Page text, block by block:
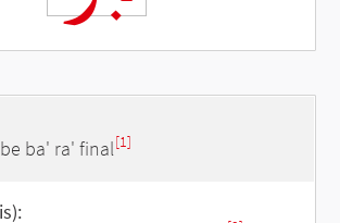
ba' ra' final[1]